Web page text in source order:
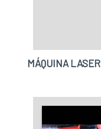
MÁQUINA LASER